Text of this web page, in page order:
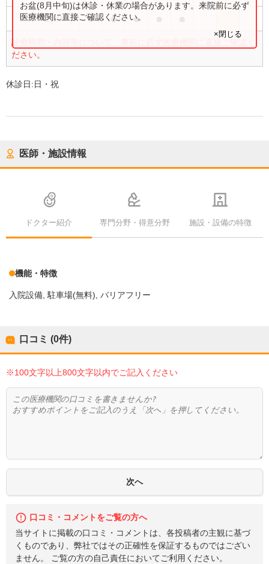
9:00〜18:00 ● ● ●
診療時間・内容等について、事前に必ず医療機関に直接ご確認く
ださい。
お盆(8月中旬)は休診・休業の場合があります。来院前に必ず
医療機関に直接ご確認ください。
×閉じる
休診日:日・祝
医師・施設情報
ドクター紹介 専門分野・得意分野 施設・設備の特徴
機能・特徴
入院設備 駐車場(無料) バリアフリー
口コミ (0件)
※100文字以上800文字以内でご記入ください
口コミ・コメントをご覧の方へ
当サイトに掲載の口コミ・コメントは、各投稿者の主観に基づ
くものであり、弊社ではその正確性を保証するものではござい
ません。 ご覧の方の自己責任においてご利用ください。